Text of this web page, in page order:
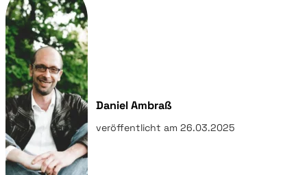
Daniel Ambraß
veröffentlicht am 26.03.2025